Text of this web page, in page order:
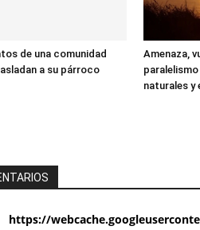
de una comunidad
a su párroco
Amenaza,
naturales y
https://